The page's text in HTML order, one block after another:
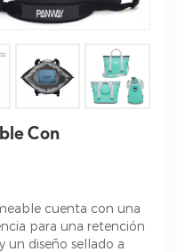
Con
cuenta con una
para una retención
un diseño sellado a